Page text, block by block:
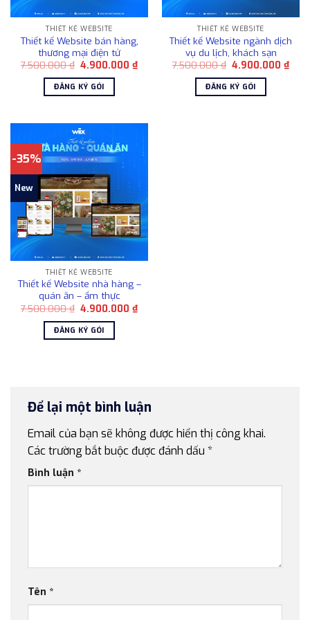
THIẾT KẾ WEBSITE
Thiết kế Website bán hàng,
thương mại điện tử
7.500.000₫ Giá
là:
7.500.000 ₫.
4.900.000₫Giá
hiện
ĐĂNG KÝ GÓI
THIẾT KẾ WEBSITE
Thiết kế Website ngành dịch
vụ du lịch, khách sạn
7.500.000₫ Giá
là:
7.500.000 ₫.
4.900.000₫Giá
hiện
ĐĂNG KÝ GÓI
-35%
New
THIẾT KẾ WEBSITE
Thiết kế Website nhà hàng –
quán ăn – ẩm thực
7.500.000₫ Giá
là:
7.500.000 ₫.
4.900.000₫Giá
hiện
ĐĂNG KÝ GÓI
Để lại một bình luận
Email của bạn sẽ không được hiển thị công khai.
Các trường bắt buộc được đánh dấu *
Bình luận *
Tên *